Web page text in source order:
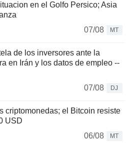
en el Golfo Persico; Asia
07/08
MT
de los inversores ante la
en Irán y los datos de empleo --
07/08
DJ
criptomonedas; el Bitcoin resiste
USD
06/08
MT